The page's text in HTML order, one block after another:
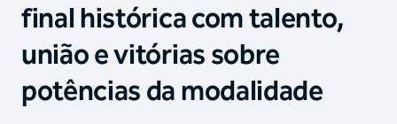
final histórica com talento,
união e vitórias sobre
potências da modalidade